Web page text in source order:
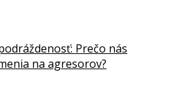
Prečo nás
na agresorov?